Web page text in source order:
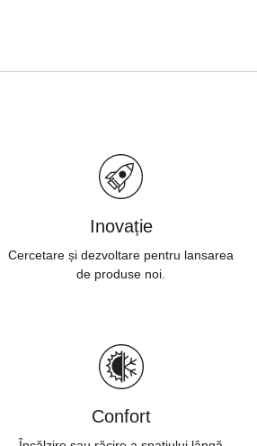
Inovație
Cercetare și dezvoltare pentru lansarea
de produse noi.
Confort